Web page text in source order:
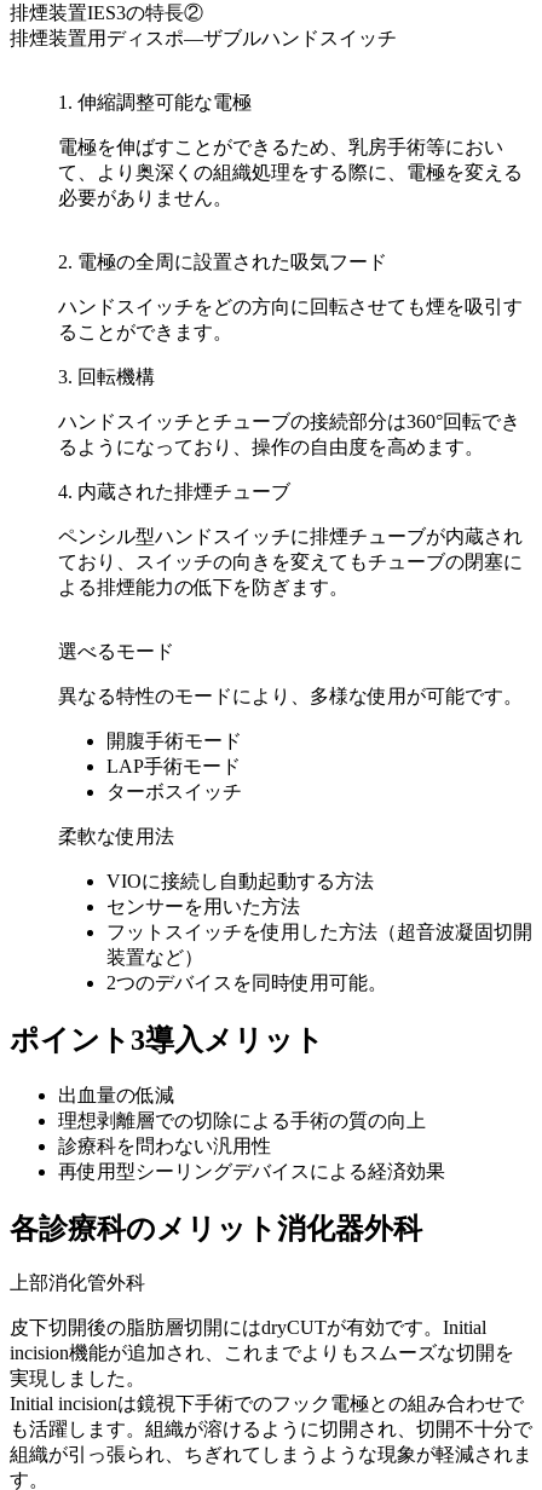
排煙装置IES3の特長②
排煙装置用ディスポ―ザブルハンドスイッチ
1. 伸縮調整可能な電極
電極を伸ばすことができるため、乳房手術等におい
て、より奥深くの組織処理をする際に、電極を変える
必要がありません。
2. 電極の全周に設置された吸気フード
ハンドスイッチをどの方向に回転させても煙を吸引す
ることができます。
3. 回転機構
ハンドスイッチとチューブの接続部分は360°回転でき
るようになっており、操作の自由度を高めます。
4. 内蔵された排煙チューブ
ペンシル型ハンドスイッチに排煙チューブが内蔵され
ており、スイッチの向きを変えてもチューブの閉塞に
よる排煙能力の低下を防ぎます。
選べるモード
異なる特性のモードにより、多様な使用が可能です。
開腹手術モード
LAP手術モード
ターボスイッチ
柔軟な使用法
VIOに接続し自動起動する方法
センサーを用いた方法
フットスイッチを使用した方法（超音波凝固切開
装置など）
2つのデバイスを同時使用可能。
ポイント3導入メリット
出血量の低減
理想剥離層での切除による手術の質の向上
診療科を問わない汎用性
再使用型シーリングデバイスによる経済効果
各診療科のメリット消化器外科
上部消化管外科
皮下切開後の脂肪層切開にはdryCUTが有効です。Initial
incision機能が追加され、これまでよりもスムーズな切開を
実現しました。
Initial incisionは鏡視下手術でのフック電極との組み合わせで
も活躍します。組織が溶けるように切開され、切開不十分で
組織が引っ張られ、ちぎれてしまうような現象が軽減されま
す。